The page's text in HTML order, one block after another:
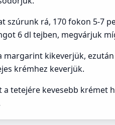
szúrunk rá, 170 fokon 5-7
6 dl tejben, megvárjuk
margarint kikeverjük,
krémhez keverjük.
a tetejére kevesebb krémet